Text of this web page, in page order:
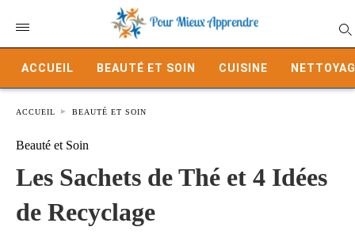
ACCUEIL BEAUTÉ ET SOIN CUISINE
ACCUEIL BEAUTÉ ET SOIN
Beauté et Soin
Les Sachets de Thé et 4 Idées
de Recyclage